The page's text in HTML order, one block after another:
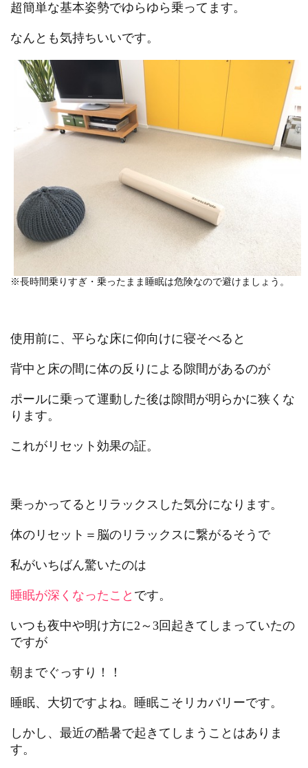
超簡単な基本姿勢でゆらゆら乗ってます。
なんとも気持ちいいです。
※長時間乗りすぎ・乗ったまま睡眠は危険なので避けましょう。
使用前に、平らな床に仰向けに寝そべると
背中と床の間に体の反りによる隙間があるのが
ポールに乗って運動した後は隙間が明らかに狭くな
ります。
これがリセット効果の証。
乗っかってるとリラックスした気分になります。
体のリセット＝脳のリラックスに繋がるそうで
私がいちばん驚いたのは
睡眠が深くなったこと です。
いつも夜中や明け方に2～3回起きてしまっていたの
ですが
朝までぐっすり！！
睡眠、大切ですよね。睡眠こそリカバリーです。
しかし、最近の酷暑で起きてしまうことはありま
す。